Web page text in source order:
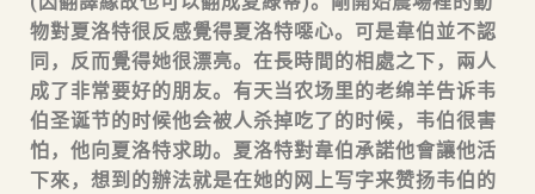
物對夏洛特很反感覺得夏洛特噁心。可是韋伯並不認
同，反而覺得她很漂亮。在長時間的相處之下，兩人
成了非常要好的朋友。有天当农场里的老绵羊告诉韦
伯圣诞节的时候他会被人杀掉吃了的时候，韦伯很害
怕，他向夏洛特求助。夏洛特對韋伯承諾他會讓他活
下來，想到的辦法就是在她的网上写字来赞扬韦伯的